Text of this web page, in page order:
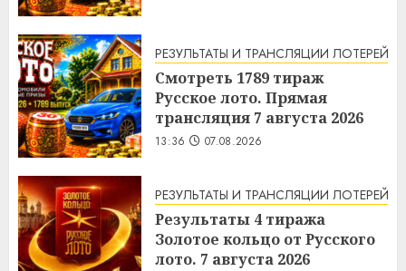
РЕЗУЛЬТАТЫ И ТРАНСЛЯЦИИ ЛОТЕРЕЙ
Смотреть 1789 тираж
Русское лото. Прямая
трансляция 7 августа 2026
13:36 07.08.2026
РЕЗУЛЬТАТЫ И ТРАНСЛЯЦИИ ЛОТЕРЕЙ
Результаты 4 тиража
Золотое кольцо от Русского
лото. 7 августа 2026